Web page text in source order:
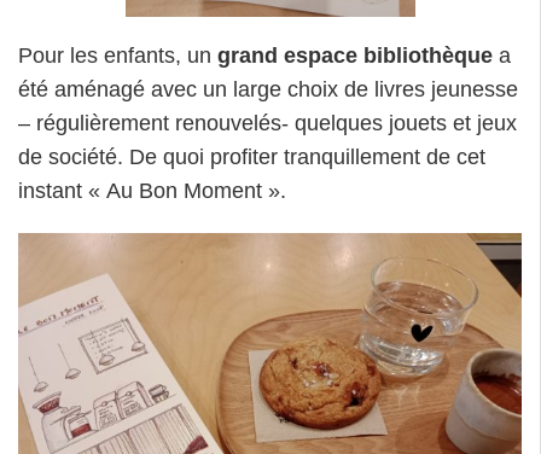
Pour les enfants, un grand espace bibliothèque a
été aménagé avec un large choix de livres jeunesse
– régulièrement renouvelés- quelques jouets et jeux
de société. De quoi profiter tranquillement de cet
instant « Au Bon Moment ».